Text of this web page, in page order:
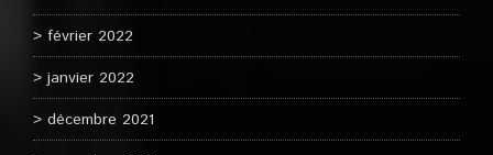
février 2022
janvier 2022
décembre 2021